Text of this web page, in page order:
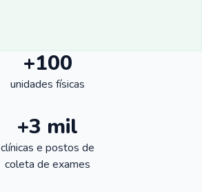
+100
unidades físicas
+3 mil
clínicas e postos de
coleta de exames